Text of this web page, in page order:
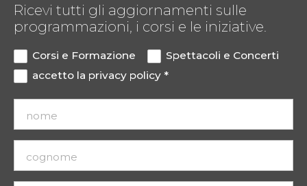
Ricevi tutti gli aggiornamenti sulle
programmazioni, i corsi e le iniziative.
Corsi e Formazione
Spettacoli e Concerti
accetto la privacy policy *